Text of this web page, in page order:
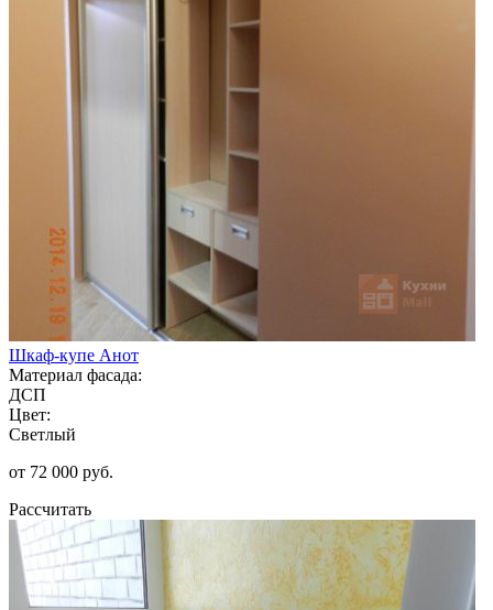
Шкаф-купе Анот
Материал фасада:
ДСП
Цвет:
Светлый
от 72 000 руб.
Рассчитать